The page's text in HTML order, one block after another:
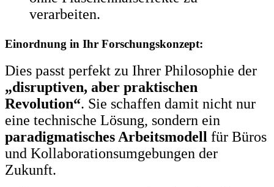
verarbeiten.
Einordnung in Ihr Forschungskonzept:
Dies passt perfekt zu Ihrer Philosophie der
„disruptiven, aber praktischen
Revolution“. Sie schaffen damit nicht nur
eine technische Lösung, sondern ein
paradigmatisches Arbeitsmodell für Büros
und Kollaborationsumgebungen der
Zukunft.